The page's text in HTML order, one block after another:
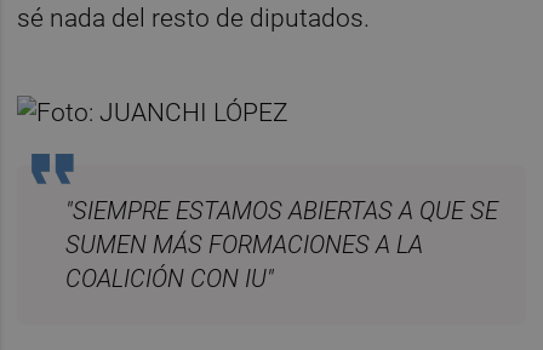
sé nada del resto de diputados.
"SIEMPRE ESTAMOS ABIERTAS A QUE SE
SUMEN MÁS FORMACIONES A LA
COALICIÓN CON IU"